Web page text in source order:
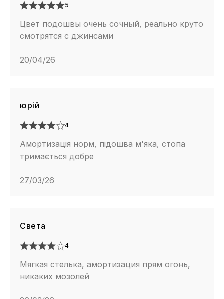
5
Цвет подошвы очень сочный, реально круто
смотрятся с джинсами
20/04/26
юрій
4
Амортизація норм, підошва м'яка, стопа
тримається добре
27/03/26
Света
4
Мягкая стелька, амортизация прям огонь,
никаких мозолей